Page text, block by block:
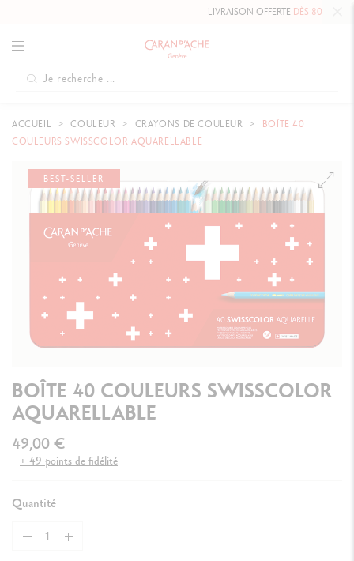
LIVRAISON OFFERTEDÈS 80 €.
ACCUEIL COULEUR CRAYONS DE COULEUR
BOÎTE 40
COULEURS SWISSCOLOR AQUARELLABLE
BEST-SELLER
BOÎTE 40 COULEURS SWISSCOLOR
AQUARELLABLE
49,00 €
+ 49 points de fidélité
Quantité